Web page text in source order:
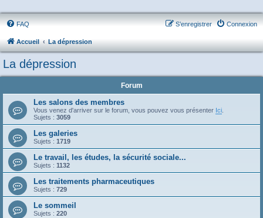
FAQ Connexion
S’enregistrer
Accueil La dépression
La dépression
Forum
Les salons des membres
Vous venez d'arriver sur le forum, vous pouvez vous présenter Ici
Sujets : 3059
Les galeries
Sujets : 1719
Le travail, les études, la sécurité sociale...
Sujets : 1132
Les traitements pharmaceutiques
Sujets : 729
Le sommeil
Sujets : 220